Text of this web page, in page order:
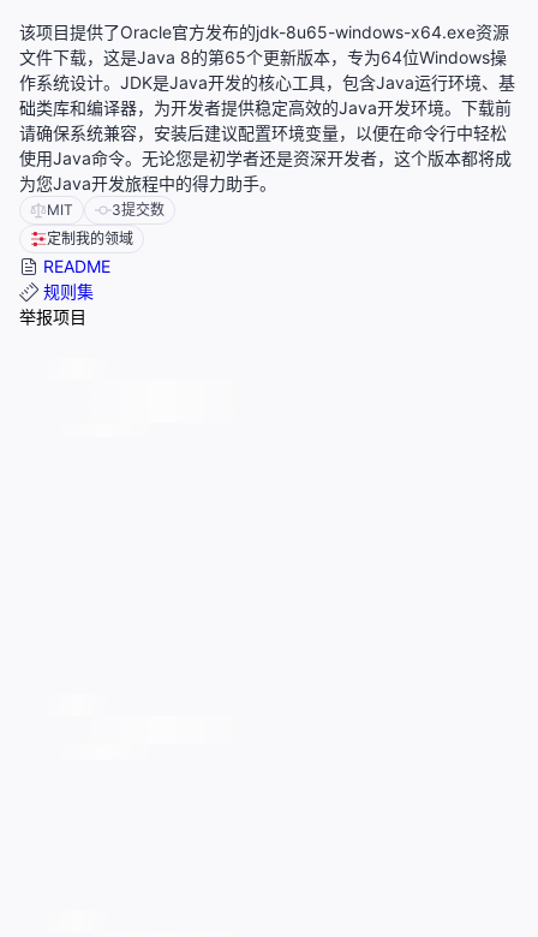
该项目提供了Oracle官方发布的jdk-8u65-windows-x64.exe资源
文件下载，这是Java 8的第65个更新版本，专为64位Windows操
作系统设计。JDK是Java开发的核心工具，包含Java运行环境、基
础类库和编译器，为开发者提供稳定高效的Java开发环境。下载前
请确保系统兼容，安装后建议配置环境变量，以便在命令行中轻松
使用Java命令。无论您是初学者还是资深开发者，这个版本都将成
为您Java开发旅程中的得力助手。
MIT 3提交数
定制我的领域
README
规则集
举报项目